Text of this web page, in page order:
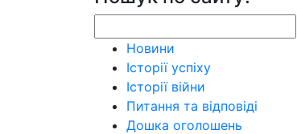
Новини
Історії успіху
Історії війни
Питання та відповіді
Дошка оголошень